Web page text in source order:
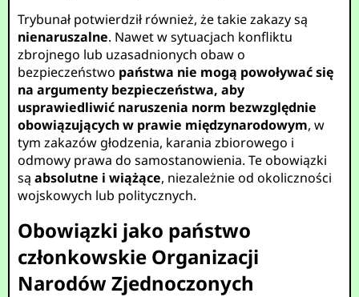
Trybunał potwierdził również, że takie zakazy są
nienaruszalne. Nawet w sytuacjach konfliktu
zbrojnego lub uzasadnionych obaw o
bezpieczeństwo państwa nie mogą powoływać się
na argumenty bezpieczeństwa, aby
usprawiedliwić naruszenia norm bezwzględnie
obowiązujących w prawie międzynarodowym, w
tym zakazów głodzenia, karania zbiorowego i
odmowy prawa do samostanowienia. Te obowiązki
sąabsolutne i wiążące, niezależnie od okoliczności
wojskowych lub politycznych.
Obowiązki jako państwo
członkowskie Organizacji
Narodów Zjednoczonych